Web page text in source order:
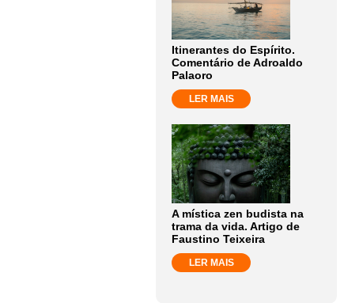
Itinerantes do Espírito.
Comentário de Adroaldo
Palaoro
LER MAIS
A mística zen budista na
trama da vida. Artigo de
Faustino Teixeira
LER MAIS